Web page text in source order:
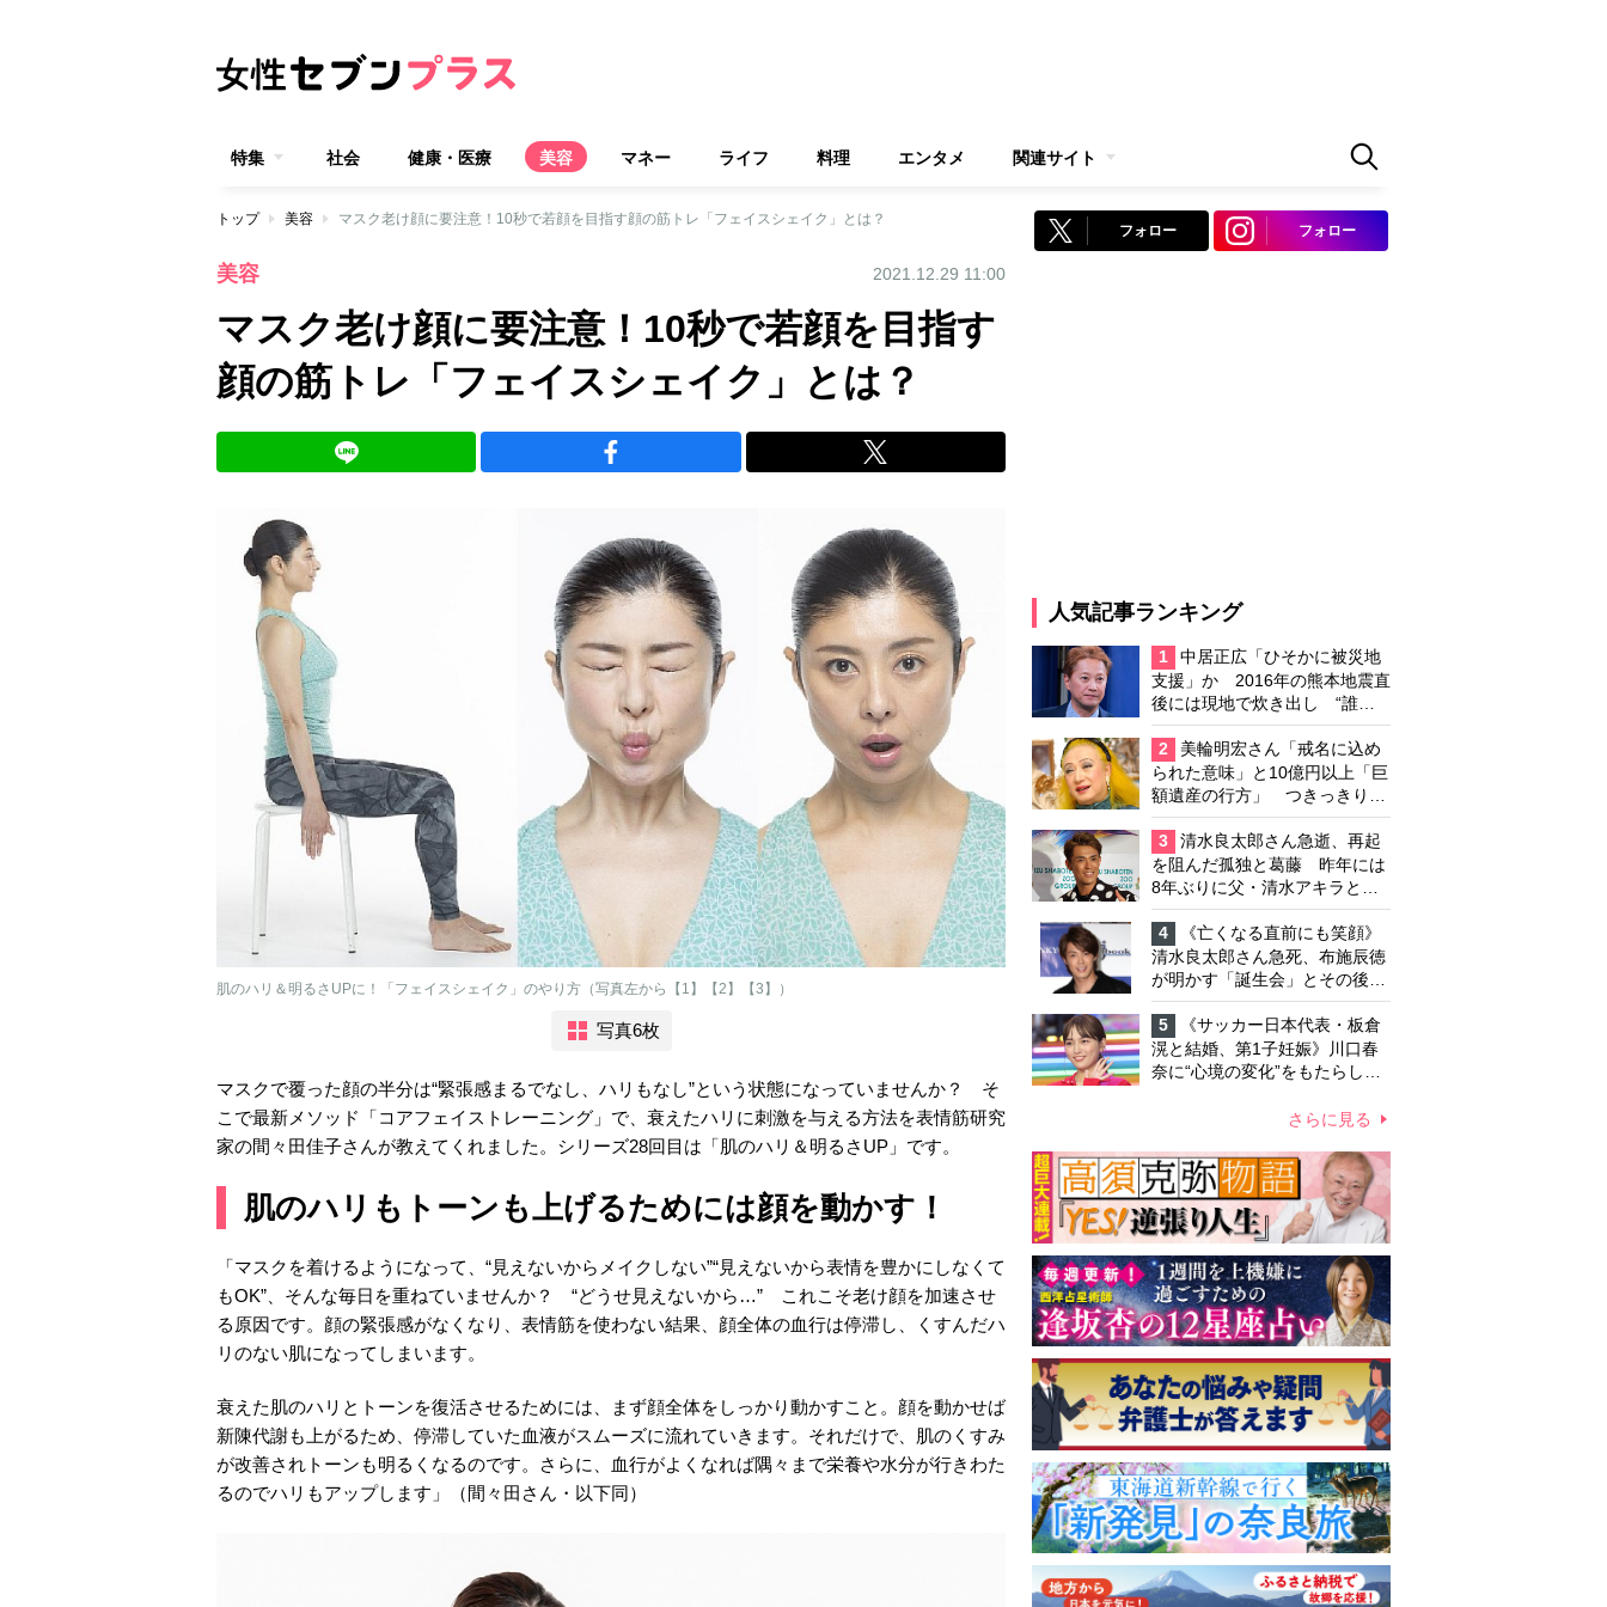
特集 社会 健康・医療 美容 マネー ライフ 料理 エンタメ 関連サイト
トップ 美容 マスク老け顔に要注意！10秒で若顔を目指す顔の筋トレ「フェイスシェイク」とは？
美容 2021.12.29 11:00
マスク老け顔に要注意！10秒で若顔を目指す
顔の筋トレ「フェイスシェイク」とは？
肌のハリ＆明るさUPに！「フェイスシェイク」のやり方（写真左から【1】【2】【3】）
写真6枚
マスクで覆った顔の半分は“緊張感まるでなし、ハリもなし”という状態になっていませんか？ そ
こで最新メソッド「コアフェイストレーニング」で、衰えたハリに刺激を与える方法を表情筋研究
家の間々田佳子さんが教えてくれました。シリーズ28回目は「肌のハリ＆明るさUP」です。
肌のハリもトーンも上げるためには顔を動かす！
「マスクを着けるようになって、“見えないからメイクしない”“見えないから表情を豊かにしなくて
もOK”、そんな毎日を重ねていませんか？ “どうせ見えないから…” これこそ老け顔を加速させ
る原因です。顔の緊張感がなくなり、表情筋を使わない結果、顔全体の血行は停滞し、くすんだハ
リのない肌になってしまいます。
衰えた肌のハリとトーンを復活させるためには、まず顔全体をしっかり動かすこと。顔を動かせば
新陳代謝も上がるため、停滞していた血液がスムーズに流れていきます。それだけで、肌のくすみ
が改善されトーンも明るくなるのです。さらに、血行がよくなれば隅々まで栄養や水分が行きわた
るのでハリもアップします」（間々田さん・以下同）
フォロー フォロー
人気記事ランキング
1
中居正広「ひそかに被災地
支援」か 2016年の熊本地震直
後には現地で炊き出し “誰に
も知られなくて良い”と、むし
ろ強まる福祉活動への思い
2
美輪明宏さん「戒名に込め
られた意味」と10億円以上「巨
額遺産の行方」 つきっきりで
私生活をサポートしていた元俳
優が相続か
3
清水良太郎さん急逝、再起
を阻んだ孤独と葛藤 昨年には
8年ぶりに父・清水アキラと共
演、本格的な活動再開に向かっ
ていたが…周囲が懸念していた
「不安定なところ」
4
《亡くなる直前にも笑顔》
清水良太郎さん急死、布施辰徳
が明かす「誕生会」とその後の
メッセージ
5
《サッカー日本代表・板倉
滉と結婚、第1子妊娠》川口春
奈に“心境の変化”をもたらした
って「がんに蝕まれる母」を演
さらに見る